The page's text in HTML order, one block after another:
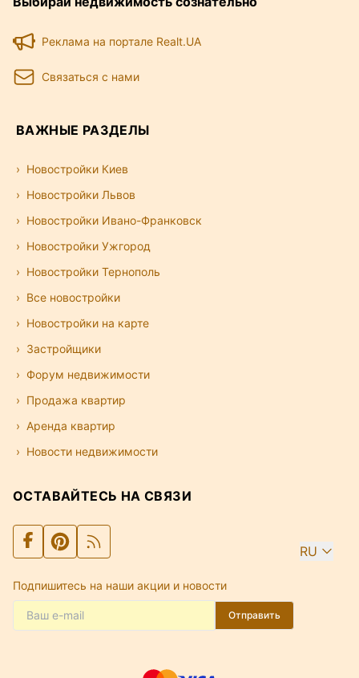
Реклама на портале Realt.UA
Связаться с нами
ВАЖНЫЕ РАЗДЕЛЫ
Новостройки Киев
Новостройки Львов
Новостройки Ивано-Франковск
Новостройки Ужгород
Новостройки Тернополь
Все новостройки
Новостройки на карте
Застройщики
Форум недвижимости
Продажа квартир
Аренда квартир
Новости недвижимости
ОСТАВАЙТЕСЬ НА СВЯЗИ
RU
Подпишитесь на наши акции и новости
Отправить